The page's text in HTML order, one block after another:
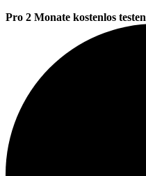
Pro 2 Monate kostenlos testen